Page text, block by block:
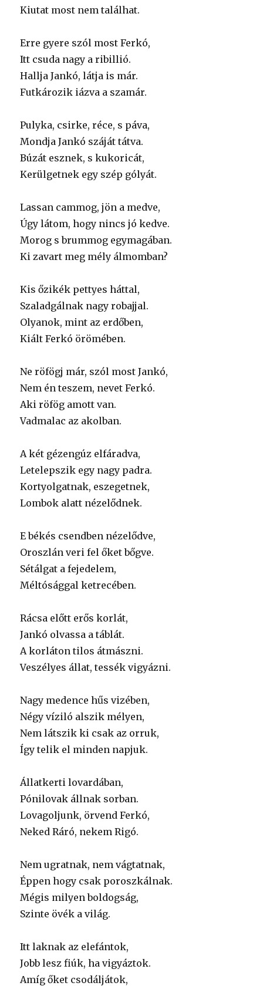
Kiutat most nem találhat.
Erre gyere szól most Ferkó,
Itt csuda nagy a ribillió.
Hallja Jankó, látja is már.
Futkározik iázva a szamár.
Pulyka, csirke, réce, s páva,
Mondja Jankó száját tátva.
Búzát esznek, s kukoricát,
Kerülgetnek egy szép gólyát.
Lassan cammog, jön a medve,
Úgy látom, hogy nincs jó kedve.
Morog s brummog egymagában.
Ki zavart meg mély álmomban?
Kis őzikék pettyes háttal,
Szaladgálnak nagy robajjal.
Olyanok, mint az erdőben,
Kiált Ferkó örömében.
Ne röfögj már, szól most Jankó,
Nem én teszem, nevet Ferkó.
Aki röfög amott van.
Vadmalac az akolban.
A két gézengúz elfáradva,
Letelepszik egy nagy padra.
Kortyolgatnak, eszegetnek,
Lombok alatt nézelődnek.
E békés csendben nézelődve,
Oroszlán veri fel őket bőgve.
Sétálgat a fejedelem,
Méltósággal ketrecében.
Rácsa előtt erős korlát,
Jankó olvassa a táblát.
A korláton tilos átmászni.
Veszélyes állat, tessék vigyázni.
Nagy medence hűs vizében,
Négy víziló alszik mélyen,
Nem látszik ki csak az orruk,
Így telik el minden napjuk.
Állatkerti lovardában,
Pónilovak állnak sorban.
Lovagoljunk, örvend Ferkó,
Neked Ráró, nekem Rigó.
Nem ugratnak, nem vágtatnak,
Éppen hogy csak poroszkálnak.
Mégis milyen boldogság,
Szinte övék a világ.
Itt laknak az elefántok,
Jobb lesz fiúk, ha vigyáztok.
Amíg őket csodáljátok,